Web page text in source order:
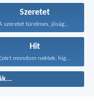
Szeretet
A szeretet türelmes, jóságos...
Hit
Ezért mondom nektek: higgyétek...